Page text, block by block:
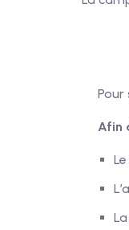
Pour
Afin